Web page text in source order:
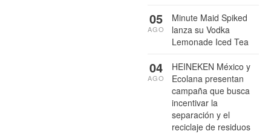
Minute Maid Spiked
lanza su Vodka
Lemonade Iced Tea
05
AGO
HEINEKEN México y
Ecolana presentan
campaña que busca
incentivar la
separación y el
reciclaje de residuos
04
AGO